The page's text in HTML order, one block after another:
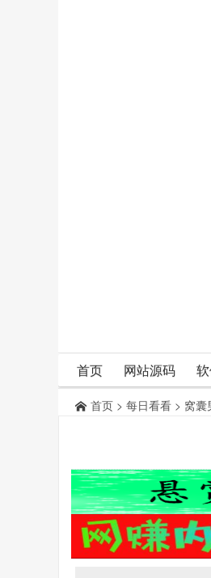
首页 网站源码
首页 > 每日看看 > 窝囊